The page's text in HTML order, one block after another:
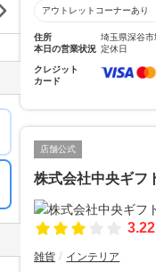
アウトレットコーナーあり
住所
埼玉県深谷市
本日の営業状況 定休日
クレジット
カード
店舗公式
株式会社中央ギフ
3.22
雑貨 インテリア